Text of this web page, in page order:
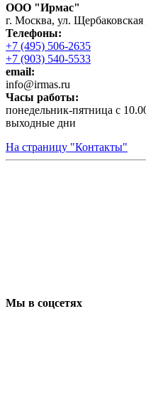
ООО "Ирмас"
г. Москва, ул. Щербаковская
Телефоны:
+7 (495) 506-2635
+7 (903) 540-5533
email:
infо@irmas.ru
Часы работы:
понедельник-пятница с
выходные дни
На страницу "Контакты"
Мы в соцсетях